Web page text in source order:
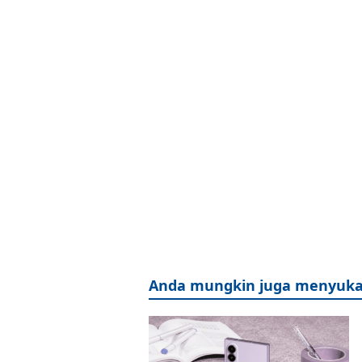
Anda mungkin juga